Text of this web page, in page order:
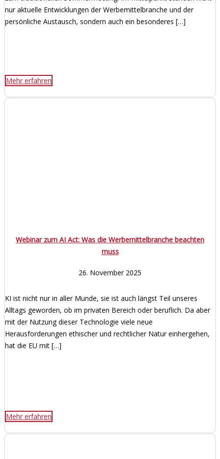
nur aktuelle Entwicklungen der Werbemittelbranche und der
persönliche Austausch, sondern auch ein besonderes […]
Mehr erfahren
Webinar zum AI Act: Was die Werbemittelbranche beachten
muss
26. November 2025
KI ist nicht nur in aller Munde, sie ist auch längst Teil unseres
Alltags geworden, ob im privaten Bereich oder beruflich. Da aber
mit der Nutzung dieser Technologie viele neue
Herausforderungen ethischer und rechtlicher Natur einhergehen,
hat die EU mit […]
Mehr erfahren